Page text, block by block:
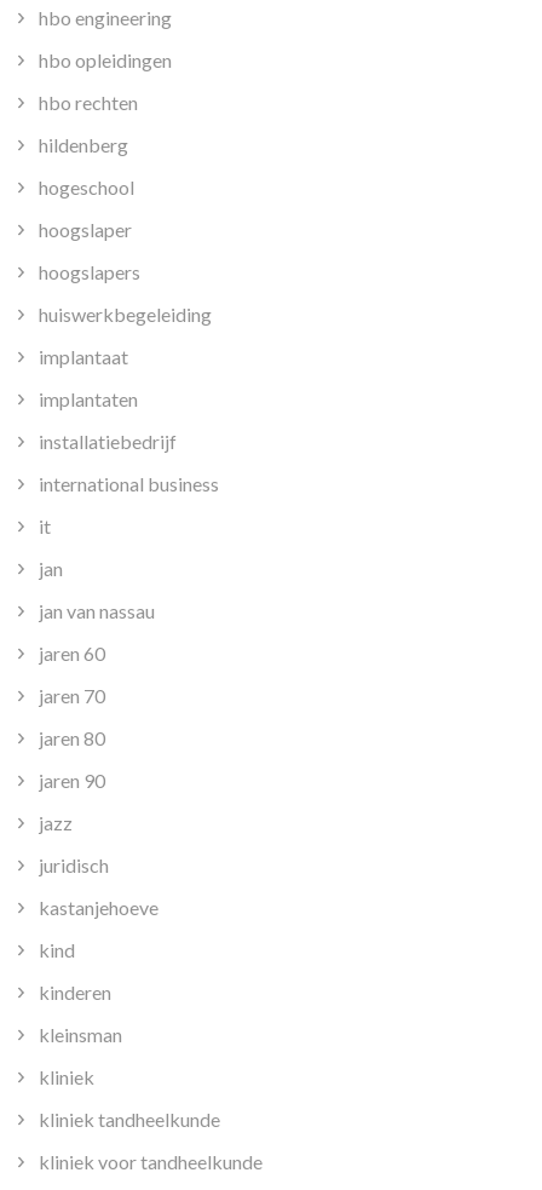
hbo engineering
hbo opleidingen
hbo rechten
hildenberg
hogeschool
hoogslaper
hoogslapers
huiswerkbegeleiding
implantaat
implantaten
installatiebedrijf
international business
it
jan
jan van nassau
jaren 60
jaren 70
jaren 80
jaren 90
jazz
juridisch
kastanjehoeve
kind
kinderen
kleinsman
kliniek
kliniek tandheelkunde
kliniek voor tandheelkunde